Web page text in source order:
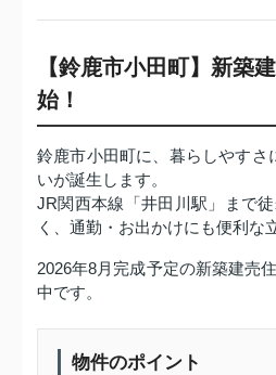
【鈴鹿市小田町】新築
始！
鈴鹿市小田町に、暮らしやすさ
いが誕生します。
JR関西本線「井田川駅」まで
く、通勤・お出かけにも便利な
2026年8月完成予定の新築建売
中です。
物件のポイント